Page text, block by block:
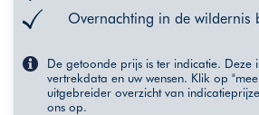
Overnachting in de wildernis
De getoonde prijs is ter indicatie. Deze
vertrekdata en uw wensen. Klik op
uitgebreider overzicht van
ons op.